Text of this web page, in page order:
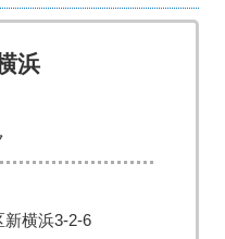
浜
横浜3-2-6